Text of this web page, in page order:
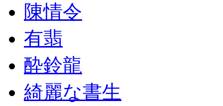
陳情令
有翡
酔鈴龍
綺麗な書生